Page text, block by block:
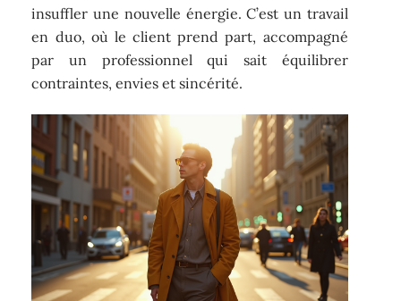
insuffler une nouvelle énergie. C’est un travail
en duo, où le client prend part, accompagné
par un professionnel qui sait équilibrer
contraintes, envies et sincérité.